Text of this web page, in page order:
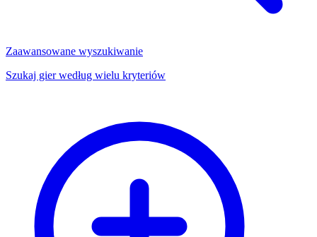
Zaawansowane wyszukiwanie
Szukaj gier według wielu kryteriów